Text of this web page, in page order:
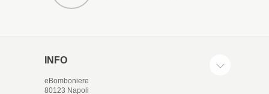
INFO
eBomboniere
80123 Napoli